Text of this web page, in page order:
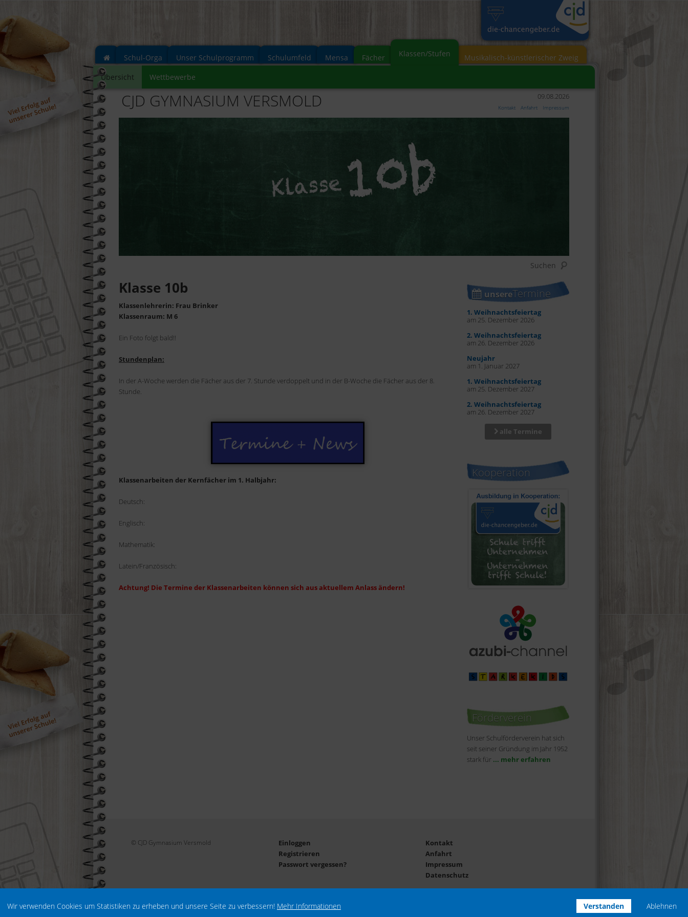
Wir verwenden Cookies um Statistiken zu erheben und unsere Seite zu verbessern! Mehr Informationen Verstanden Ablehnen
Schul-Orga Unser Schulprogramm Schulumfeld Mensa Fächer Klassen/Stufen
Übersicht Wettbewerbe
Musikalisch-künstlerischer Zweig
CJD GYMNASIUM VERSMOLD 09.08.2026
Kontakt Anfahrt Impressum
Klasse 10b
Klassenlehrerin: Frau Brinker
Klassenraum: M 6
Ein Foto folgt bald!!
Stundenplan:
In der A-Woche werden die Fächer aus der 7. Stunde verdoppelt und in der B-Woche die Fächer aus der 8.
Stunde.
Klassenarbeiten der Kernfächer im 1. Halbjahr:
Deutsch:
Englisch:
Mathematik:
Latein/Französisch:
Achtung! Die Termine der Klassenarbeiten können sich aus aktuellem Anlass ändern!
unsereTermine
1. Weihnachtsfeiertag
am 25. Dezember 2026
2. Weihnachtsfeiertag
am 26. Dezember 2026
Neujahr
am 1. Januar 2027
1. Weihnachtsfeiertag
am 25. Dezember 2027
2. Weihnachtsfeiertag
am 26. Dezember 2027
alle Termine
Kooperation
Förderverein
Unser Schulförderverein hat sich
seit seiner Gründung im Jahr 1952
stark für ... mehr erfahren
© CJD Gymnasium Versmold
Einloggen
Registrieren
Passwort vergessen?
Kontakt
Anfahrt
Impressum
Datenschutz